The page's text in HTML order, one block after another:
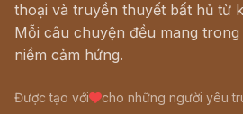
thoại và truyền thuyết bất hủ từ
Mỗi câu chuyện đều mang
niềm cảm hứng.
Được tạo với cho những người yêu